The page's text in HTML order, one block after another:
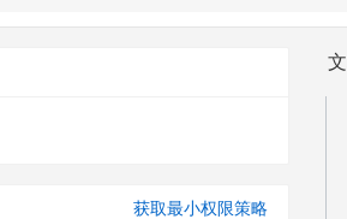
获取最小权限策略